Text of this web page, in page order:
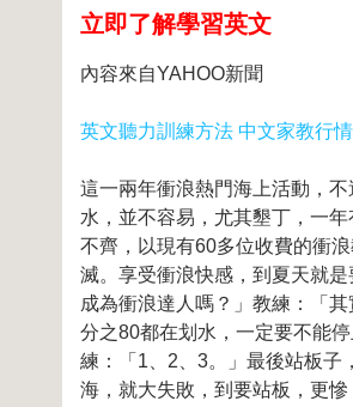
立即了解學習英文
內容來自YAHOO新聞
英文聽力訓練方法 中文家教行情
這一兩年衝浪熱門海上活動，
水，並不容易，尤其墾丁，一
不齊，以現有60多位收費的衝
滅。享受衝浪快感，到夏天就
成為衝浪達人嗎？」教練：「
分之80都在划水，一定要不能
練：「1、2、3。」最後站板子
海，就大失敗，到要站板，更